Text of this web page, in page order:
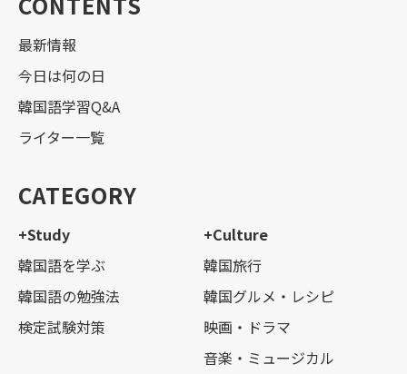
最新情報
今日は何の日
韓国語学習Q&A
ライター一覧
CATEGORY
+Study
韓国語を学ぶ
韓国語の勉強法
検定試験対策
+Culture
韓国旅行
韓国グルメ・レシピ
映画・ドラマ
音楽・ミュージカル